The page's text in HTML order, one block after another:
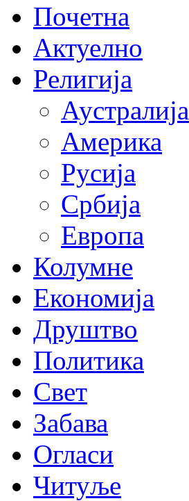
Почетна
Актуелно
Религија
Аустралија
Америка
Русија
Србија
Европа
Колумне
Економија
Друштво
Политика
Свет
Забава
Огласи
Читуље